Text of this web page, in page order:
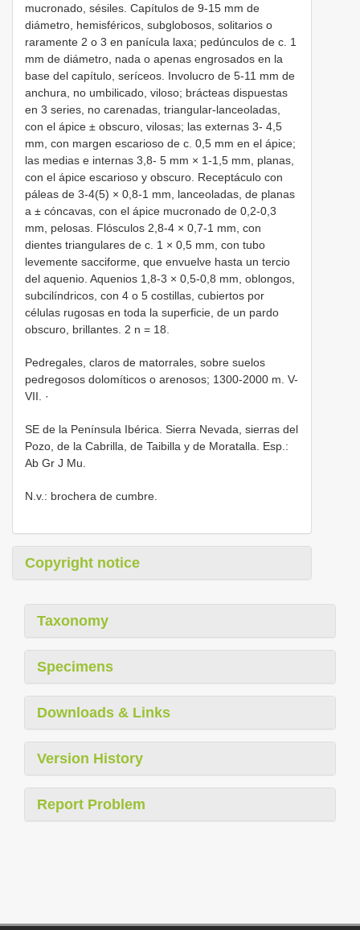
mucronado, sésiles. Capítulos de 9-15 mm de
diámetro, hemisféricos, subglobosos, solitarios o
raramente 2 o 3 en panícula laxa; pedúnculos de c. 1
mm de diámetro, nada o apenas engrosados en la
base del capítulo, seríceos. Involucro de 5-11 mm de
anchura, no umbilicado, viloso; brácteas dispuestas
en 3 series, no carenadas, triangular-lanceoladas,
con el ápice ± obscuro, vilosas; las externas 3- 4,5
mm, con margen escarioso de c. 0,5 mm en el ápice;
las medias e internas 3,8- 5 mm × 1-1,5 mm, planas,
con el ápice escarioso y obscuro. Receptáculo con
páleas de 3-4(5) × 0,8-1 mm, lanceoladas, de planas
a ± cóncavas, con el ápice mucronado de 0,2-0,3
mm, pelosas. Flósculos 2,8-4 × 0,7-1 mm, con
dientes triangulares de c. 1 × 0,5 mm, con tubo
levemente sacciforme, que envuelve hasta un tercio
del aquenio. Aquenios 1,8-3 × 0,5-0,8 mm, oblongos,
subcilíndricos, con 4 o 5 costillas, cubiertos por
células rugosas en toda la superficie, de un pardo
obscuro, brillantes. 2 n = 18.
Pedregales, claros de matorrales, sobre suelos
pedregosos dolomíticos o arenosos; 1300-2000 m. V-
VII. ·
SE de la Península Ibérica. Sierra Nevada, sierras del
Pozo, de la Cabrilla, de Taibilla y de Moratalla. Esp.:
Ab Gr J Mu.
N.v.: brochera de cumbre.
Copyright notice
Taxonomy
Specimens
Downloads & Links
Version History
Report Problem